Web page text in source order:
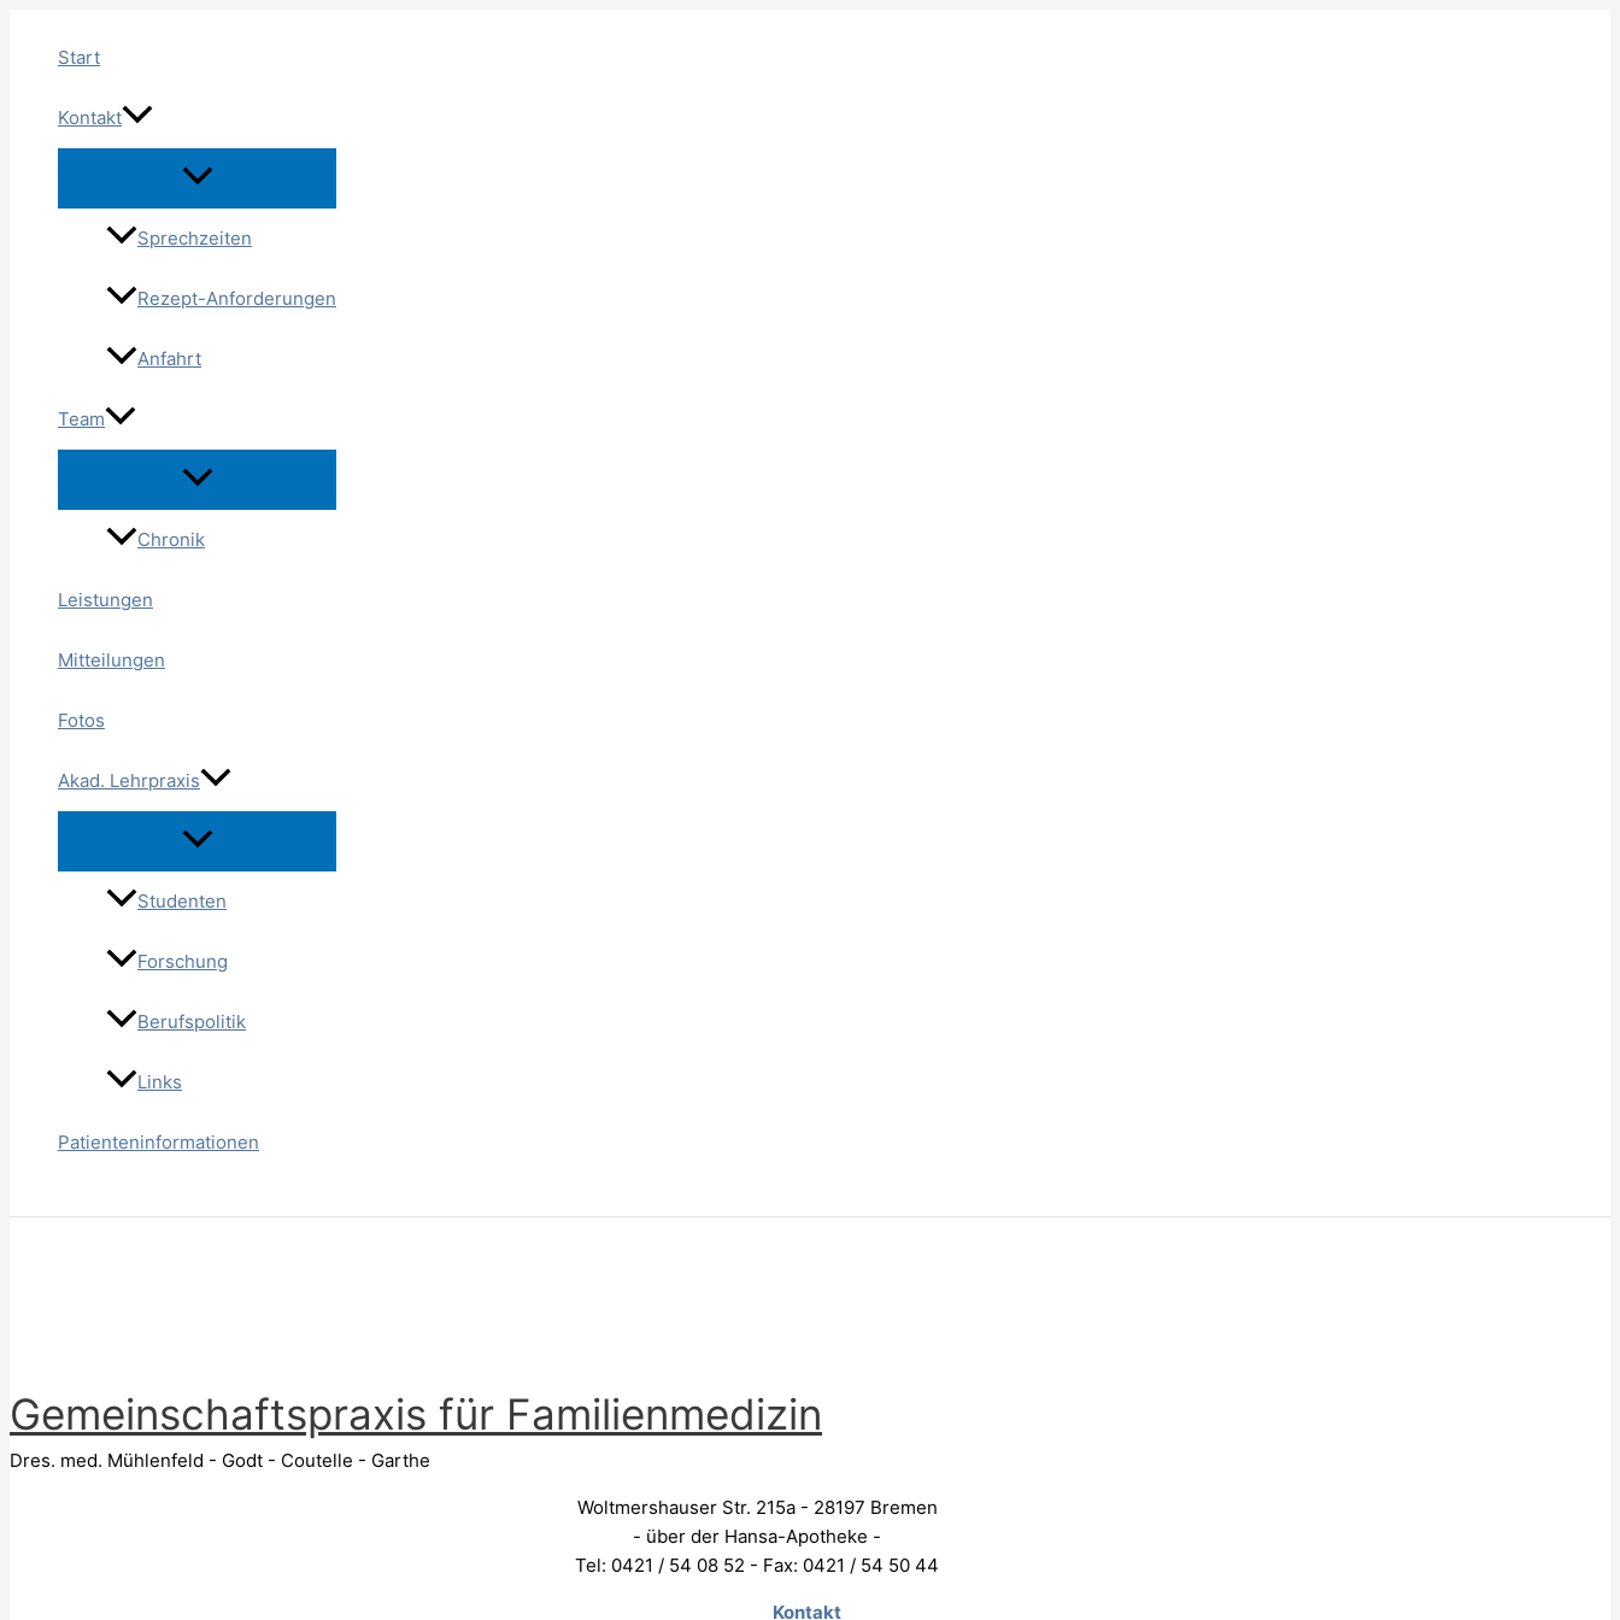
Start
Kontakt
Sprechzeiten
Rezept-Anforderungen
Anfahrt
Team
Chronik
Leistungen
Mitteilungen
Fotos
Akad. Lehrpraxis
Studenten
Forschung
Berufspolitik
Links
Patienteninformationen
Gemeinschaftspraxis für Familienmedizin
Dres. med. Mühlenfeld - Godt - Coutelle - Garthe
Woltmershauser Str. 215a - 28197 Bremen
- über der Hansa-Apotheke -
Tel: 0421 / 54 08 52 - Fax: 0421 / 54 50 44
Kontakt